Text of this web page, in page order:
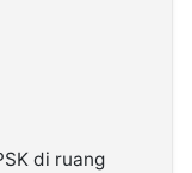
di ruang